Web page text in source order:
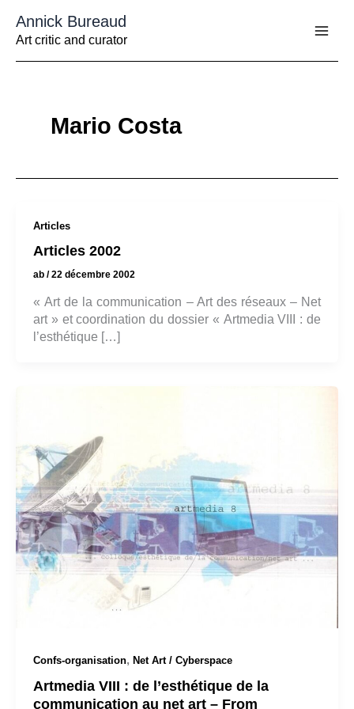
contenu
Annick Bureaud
Art critic and curator
Mario Costa
Articles
Articles 2002
ab /22 décembre 2002
« Art de la communication – Art des réseaux – Net
art » et coordination du dossier « Artmedia VIII : de
l’esthétique […]
Confs-organisation, Net Art / Cyberspace
Artmedia VIII : de l’esthétique de la
communication au net art – From